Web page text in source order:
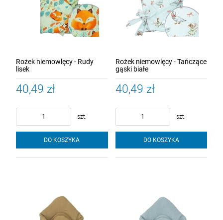
Rożek niemowlęcy - Rudy
lisek
40,49 zł
szt.
DO KOSZYKA
Rożek niemowlęcy - Tańczące
gąski białe
40,49 zł
szt.
DO KOSZYKA